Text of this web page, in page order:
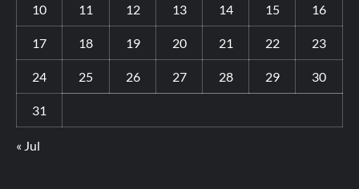
10 11 12 13 14 15 16
17 18 19 20 21 22 23
24 25 26 27 28 29 30
31
« Jul